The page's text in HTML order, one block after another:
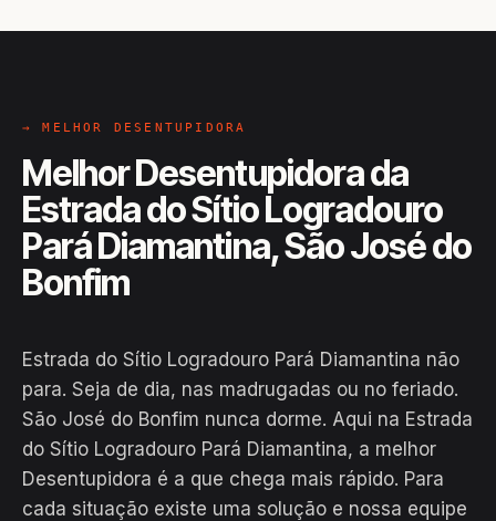
→ MELHOR DESENTUPIDORA
Melhor Desentupidora da
Estrada do Sítio Logradouro
Pará Diamantina, São José do
Bonfim
Estrada do Sítio Logradouro Pará Diamantina não
para. Seja de dia, nas madrugadas ou no feriado.
São José do Bonfim nunca dorme. Aqui na Estrada
do Sítio Logradouro Pará Diamantina, a melhor
Desentupidora é a que chega mais rápido. Para
cada situação existe uma solução e nossa equipe